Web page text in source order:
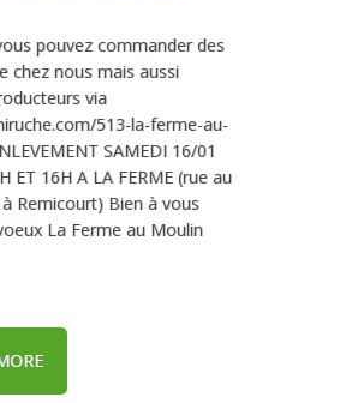
pouvez commander des
chez nous mais aussi
via
513-la-ferme-au-
SAMEDI 16/01
ET 16H A LA FERME (rue au
Remicourt) Bien à vous
La Ferme au Moulin